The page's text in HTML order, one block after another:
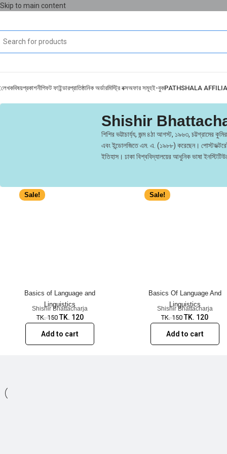
Skip to main content
লেখকবিষয়প্রকাশনীগিফট ফাইন্ডারপ্রাতিষ্ঠানিক অর্ডারমিস্ট্রি বক্সঅফার সমূহই-বুকPATHSHALA
Shishir
শিশির ভট্টাচার্য্য, জন্ম ৪ঠা আগস্ট, ১৯৬৩, চট্টগ্রামের
এবং ইন্ডোলজিতে এম. এ. (১৯৮৮) করেছেন। পোস্টডক্টরেট
ইতিহাস। ঢাকা বিশ্ববিদ্যালয়ের আধুনিক ভাষা
Sale!
Basics of Language and
Linguistics
Shishir Bhattacharja
TK.150 TK. 120
Add to cart
Sale!
Basics Of Language And
Linguistics
Shishir Bhattacharja
TK.150 TK. 120
Add to cart